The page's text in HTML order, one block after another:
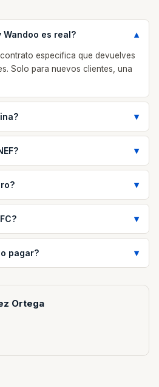
Wandoo es real?
especifica que devuelves
Solo para nuevos clientes, una
pagar?
Ortega